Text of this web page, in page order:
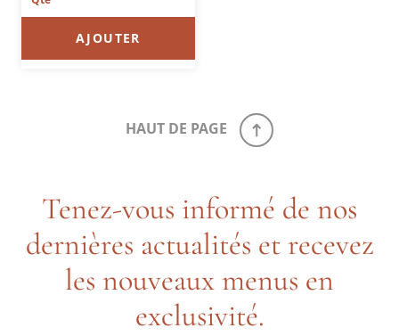
AJOUTER
HAUT DE PAGE
Tenez-vous informé de nos
dernières actualités et recevez
les nouveaux menus en
exclusivité.